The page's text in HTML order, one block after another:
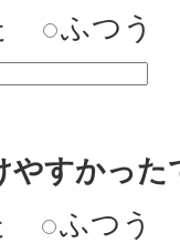
ふつう
やすかった
ふつう